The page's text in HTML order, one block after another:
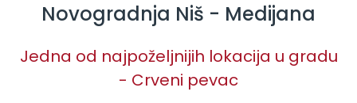
Novogradnja Niš - Medijana
Jedna od najpoželjnijih lokacija u gradu
- Crveni pevac